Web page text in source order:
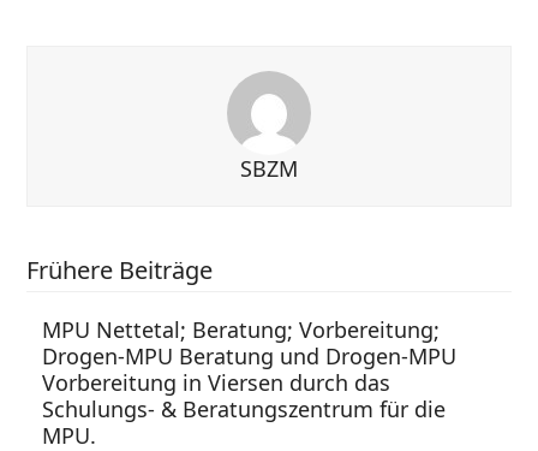
SBZM
Frühere Beiträge
MPU Nettetal; Beratung; Vorbereitung;
Drogen-MPU Beratung und Drogen-MPU
Vorbereitung in Viersen durch das
Schulungs- & Beratungszentrum für die
MPU.